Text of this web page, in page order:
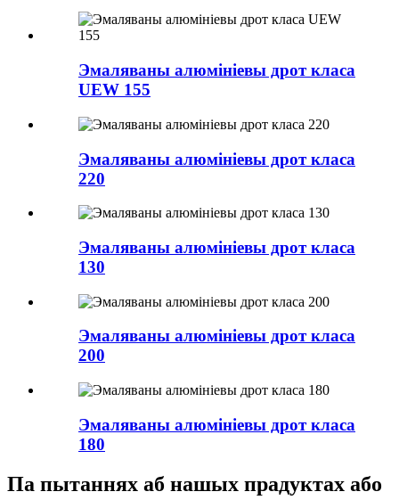
Эмаляваны алюмініевы дрот класа
UEW 155
Эмаляваны алюмініевы дрот класа
220
Эмаляваны алюмініевы дрот класа
130
Эмаляваны алюмініевы дрот класа
200
Эмаляваны алюмініевы дрот класа
180
Па пытаннях аб нашых прадуктах або